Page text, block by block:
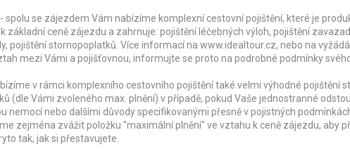
- spolu se zájezdem Vám nabízíme komplexní cestovní pojištění, které je
základní ceně zájezdu a zahrnuje: pojištění léčebných výloh, pojištění
pojištění stornopoplatků. Více informací na www.idealtour.cz, nebo na
mezi Vámi a pojišťovnou, informujte se proto na podrobné podmínky
v rámci komplexního cestovního pojištění také velmi výhodné pojištění
(dle Vámi zvoleného max. plnění) v případě, pokud Vaše jednostranné
nemocí nebo dalšími důvody specifikovanými přesně v pojistných
zejména zvážit položku "maximální plnění" ve vztahu k ceně zájezdu, aby
tak, jak si přestavujete.